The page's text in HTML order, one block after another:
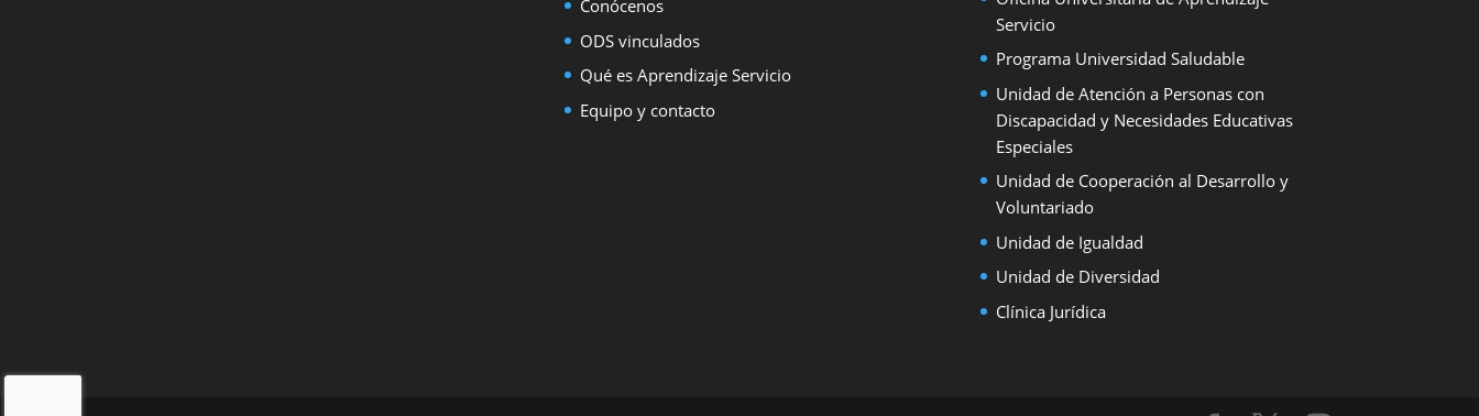
Conócenos
ODS vinculados
Qué es Aprendizaje Servicio
Equipo y contacto
Servicio
Programa Universidad Saludable
Unidad de Atención a Personas con
Discapacidad y Necesidades Educativas
Especiales
Unidad de Cooperación al Desarrollo y
Voluntariado
Unidad de Igualdad
Unidad de Diversidad
Clínica Jurídica